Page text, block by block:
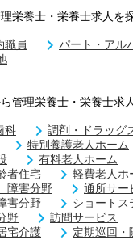
栄養士・栄養士求人を
職員
パート・アル
管理栄養士・栄養士求
科
調剤・ドラッグ
特別養護老人ホーム
有料老人ホーム
者住宅
軽費老人ホ
障害分野
通所サー
害分野
ショートス
野
訪問サービス
宅介護
定期巡回・